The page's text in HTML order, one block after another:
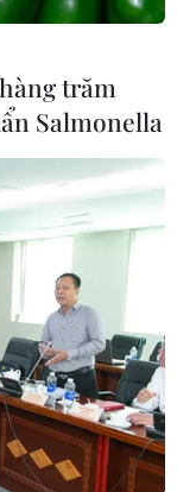
trăm
Salmonella